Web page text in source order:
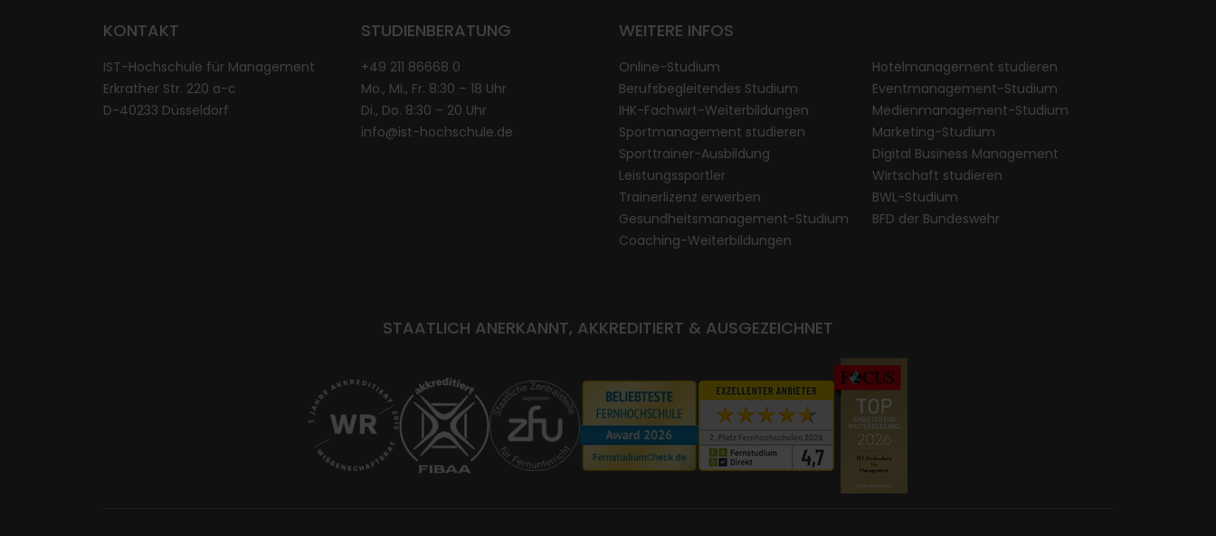
KONTAKT
IST-Hochschule für Management
Erkrather Str. 220 a-c
D-40233 Düsseldorf
STUDIENBERATUNG
+49 211 86668 0
Mo., Mi., Fr. 8:30 – 18 Uhr
Di., Do. 8:30 – 20 Uhr
info@ist-hochschule.de
WEITERE INFOS
Online-Studium
Berufsbegleitendes Studium
IHK-Fachwirt-Weiterbildungen
Sportmanagement studieren
Sporttrainer-Ausbildung
Leistungssportler
Trainerlizenz erwerben
Gesundheitsmanagement-Studium
Coaching-Weiterbildungen
Hotelmanagement studieren
Eventmanagement-Studium
Medienmanagement-Studium
Marketing-Studium
Digital Business Management
Wirtschaft studieren
BWL-Studium
BFD der Bundeswehr
STAATLICH ANERKANNT, AKKREDITIERT & AUSGEZEICHNET